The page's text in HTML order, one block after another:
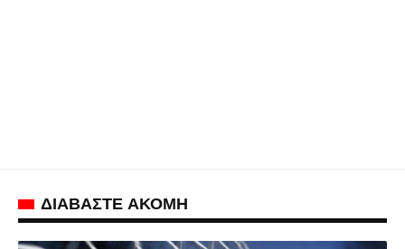
ΔΙΑΒΑΣΤΕ ΑΚΟΜΗ